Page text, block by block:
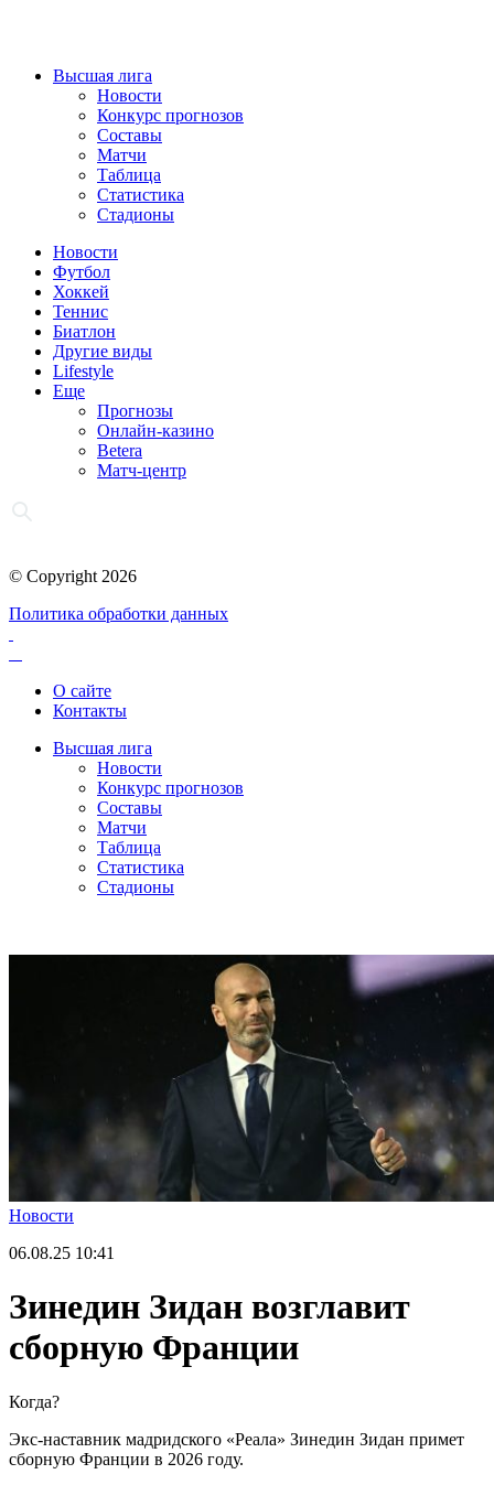
Высшая лига
Новости
Конкурс прогнозов
Составы
Матчи
Таблица
Статистика
Стадионы
Новости
Футбол
Хоккей
Теннис
Биатлон
Другие виды
Lifestyle
Еще
Прогнозы
Онлайн-казино
Betera
Матч-центр
© Copyright 2026
Политика обработки данных
О сайте
Контакты
Высшая лига
Новости
Конкурс прогнозов
Составы
Матчи
Таблица
Статистика
Стадионы
Новости
06.08.25 10:41
Зинедин Зидан возглавит
сборную Франции
Когда?
Экс-наставник мадридского «Реала» Зинедин Зидан примет
сборную Франции в 2026 году.